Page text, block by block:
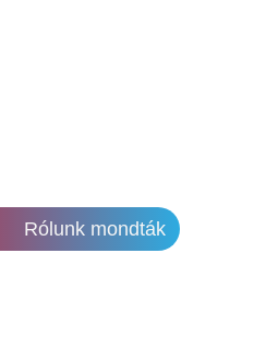
Rólunk mondták